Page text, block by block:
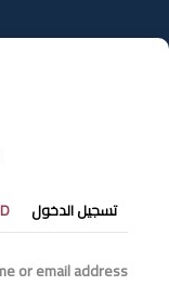
إلى
المحتوى
التبويبات
الأساسية
تسجيل الدخول
or email address